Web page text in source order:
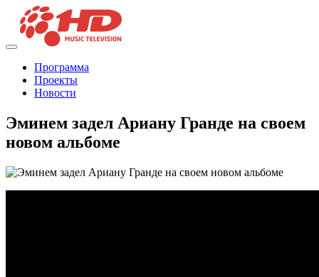
Программа
Проекты
Новости
Эминем задел Ариану Гранде на своем
новом альбоме